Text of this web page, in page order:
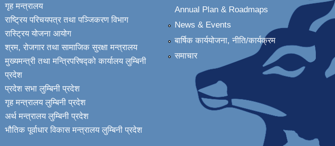
गृह मन्त्रालय
राष्ट्रिय परिचयपत्र तथा पञ्जिकरण विभाग
रास्ट्रिय योजना आयोग
श्रम, रोजगार तथा सामाजिक सुरक्षा मन्त्रालय
मुख्यमन्त्री तथा मन्त्रिपरिषद्को कार्यालय लुम्बिनी
प्रदेश
प्रदेश सभा लुम्बिनी प्रदेश
गृह मन्त्रालय लुम्बिनी प्रदेश
अर्थ मन्त्रालय लुम्बिनी प्रदेश
भौतिक पूर्वाधार विकास मन्त्रालय लुम्बिनी प्रदेश
Annual Plan & Roadmaps
News & Events
बार्षिक कार्ययोजना, नीति/कार्यक्रम
समाचार